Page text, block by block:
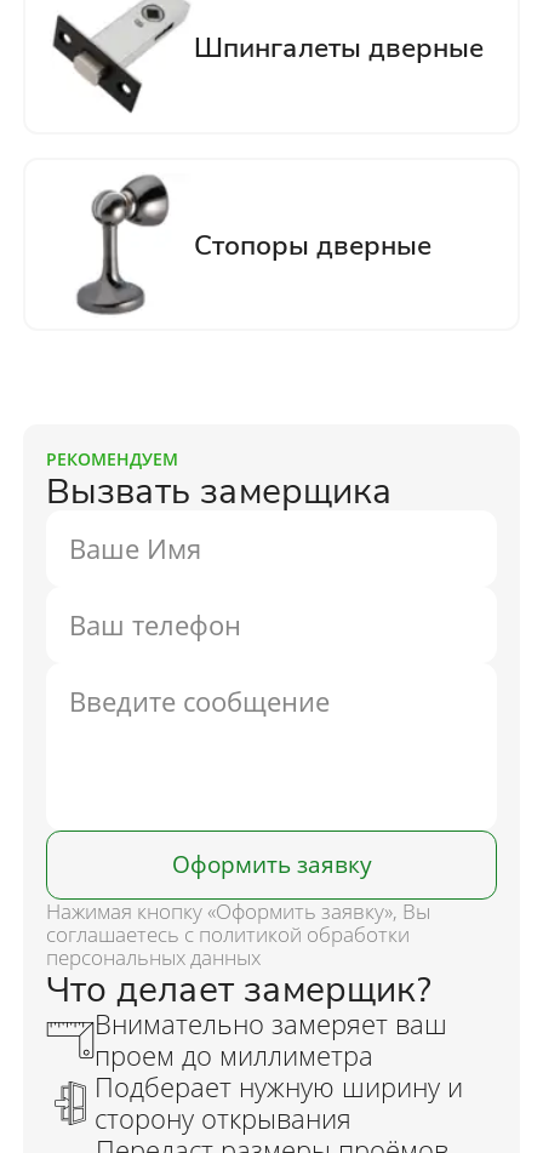
РЕКОМЕНДУЕМ
Вызвать замерщика
Оформить заявку
Нажимая кнопку «Оформить заявку», Вы
соглашаетесь с политикой обработки
персональных данных